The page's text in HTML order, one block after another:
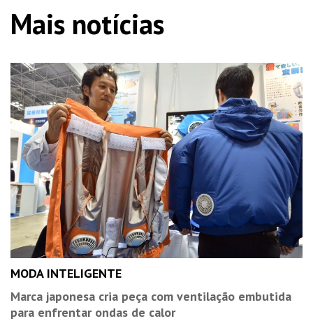
Mais notícias
MODA INTELIGENTE
Marca japonesa cria peça com ventilação embutida
para enfrentar ondas de calor